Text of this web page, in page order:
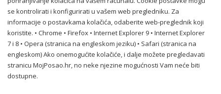
se kontrolirati i konfigurirati u vašem web pregledniku. Za
informacije o postavkama kolačića, odaberite web-preglednik koji
koristite. • Chrome • Firefox • Internet Explorer 9 • Internet Explorer
7 i 8 • Opera (stranica na engleskom jeziku) • Safari (stranica na
engleskom) Ako onemogućite kolačiće, i dalje možete pregledavati
stranicu MojPosao.hr, no neke njezine mogućnosti Vam neće biti
dostupne.